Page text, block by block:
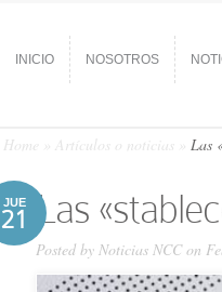
INICIO NOSOTROS
Home Artículos o noticias Las
JUE
21 Las
Posted by Noticias NCCon